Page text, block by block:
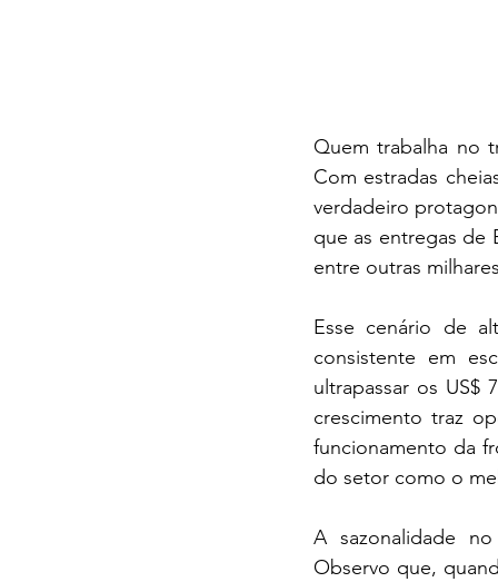
Quem trabalha no
Com estradas
verdadeiro
que as entregas de
entre outras
Esse cenário de
consistente em
ultrapassar os US$
crescimento traz
funcionamento da
do setor como o
A sazonalidade
Observo que,